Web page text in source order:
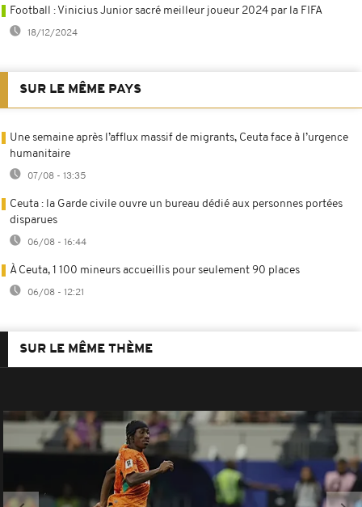
Football : Vinicius Junior sacré meilleur joueur 2024 par la FIFA
18/12/2024
SUR LE MÊME PAYS
Une semaine après l’afflux massif de migrants, Ceuta face à l’urgence
humanitaire
07/08 - 13:35
Ceuta : la Garde civile ouvre un bureau dédié aux personnes portées
disparues
06/08 - 16:44
À Ceuta, 1 100 mineurs accueillis pour seulement 90 places
06/08 - 12:21
SUR LE MÊME THÈME